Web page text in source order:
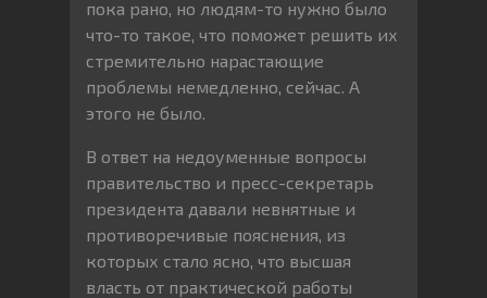
пока рано, но людям-то нужно было
что-то такое, что поможет решить их
стремительно нарастающие
проблемы немедленно, сейчас. А
этого не было.
В ответ на недоуменные вопросы
правительство и пресс-секретарь
президента давали невнятные и
противоречивые пояснения, из
которых стало ясно, что высшая
власть от практической работы